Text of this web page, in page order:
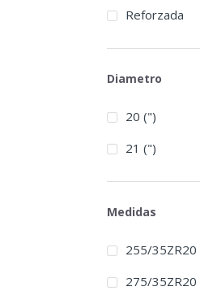
Reforzada
Diametro
20 (")
21 (")
Medidas
255/35ZR20
275/35ZR20